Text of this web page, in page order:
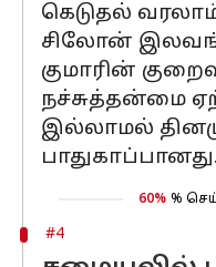
கெடுதல்
சிலோன்
குமாரின்
நச்சுத்தன்மை
இல்லாமல்
பாதுகாப்பானது.
60% %
#4